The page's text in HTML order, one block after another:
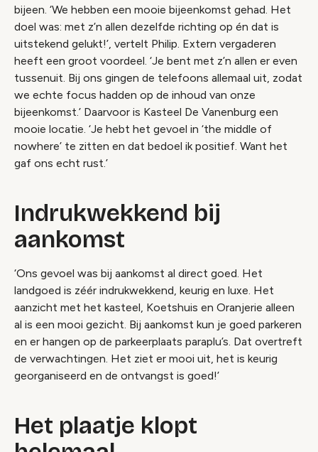
bijeen. ‘We hebben een mooie bijeenkomst gehad. Het
doel was: met z’n allen dezelfde richting op én dat is
uitstekend gelukt!’, vertelt Philip. Extern vergaderen
heeft een groot voordeel. ‘Je bent met z’n allen er even
tussenuit. Bij ons gingen de telefoons allemaal uit, zodat
we echte focus hadden op de inhoud van onze
bijeenkomst.’ Daarvoor is Kasteel De Vanenburg een
mooie locatie. ‘Je hebt het gevoel in ‘the middle of
nowhere’ te zitten en dat bedoel ik positief. Want het
gaf ons echt rust.’
Indrukwekkend bij
aankomst
‘Ons gevoel was bij aankomst al direct goed. Het
landgoed is zéér indrukwekkend, keurig en luxe. Het
aanzicht met het kasteel, Koetshuis en Oranjerie alleen
al is een mooi gezicht. Bij aankomst kun je goed parkeren
en er hangen op de parkeerplaats paraplu’s. Dat overtreft
de verwachtingen. Het ziet er mooi uit, het is keurig
georganiseerd en de ontvangst is goed!’
Het plaatje klopt